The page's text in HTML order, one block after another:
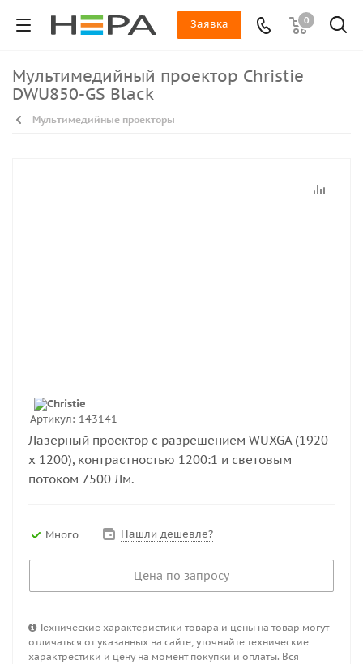
0
Заявка
Мультимедийный проектор Christie
DWU850-GS Black
Мультимедийные проекторы
Артикул: 143141
Лазерный проектор с разрешением WUXGA (1920
х 1200), контрастностью 1200:1 и световым
потоком 7500 Лм.
Много Нашли дешевле?
Цена по запросу
Технические характеристики товара и цены на товар могут
отличаться от указанных на сайте, уточняйте технические
характрестики и цену на момент покупки и оплаты. Вся